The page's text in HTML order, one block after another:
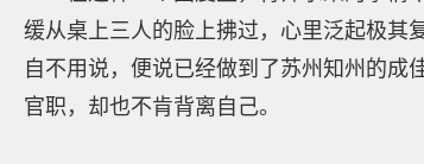
缓从桌上三人的脸上拂过，心里泛起极其
自不用说，便说已经做到了苏州知州的
官职，却也不肯背离自己。